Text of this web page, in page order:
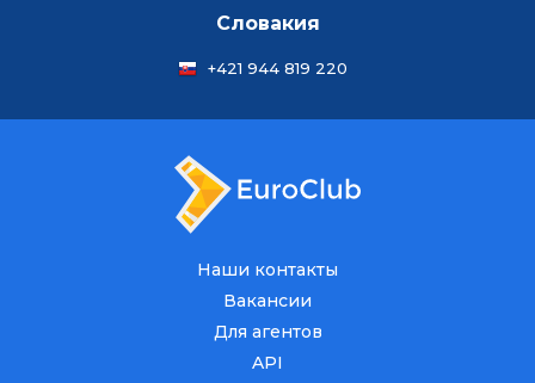
Словакия
+421 944 819 220
Наши контакты
Вакансии
Для агентов
API